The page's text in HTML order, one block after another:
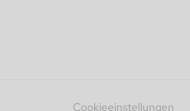
Cookieeinstellungen